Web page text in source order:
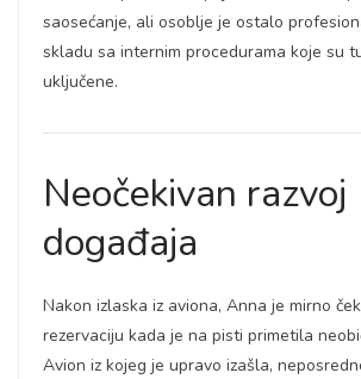
saosećanje, ali osoblje je ostalo
skladu sa internim procedurama koje su
uključene.
Neočekivan razvoj
događaja
Nakon izlaska iz aviona, Anna je mirno
rezervaciju kada je na pisti primetila
Avion iz kojeg je upravo izašla,